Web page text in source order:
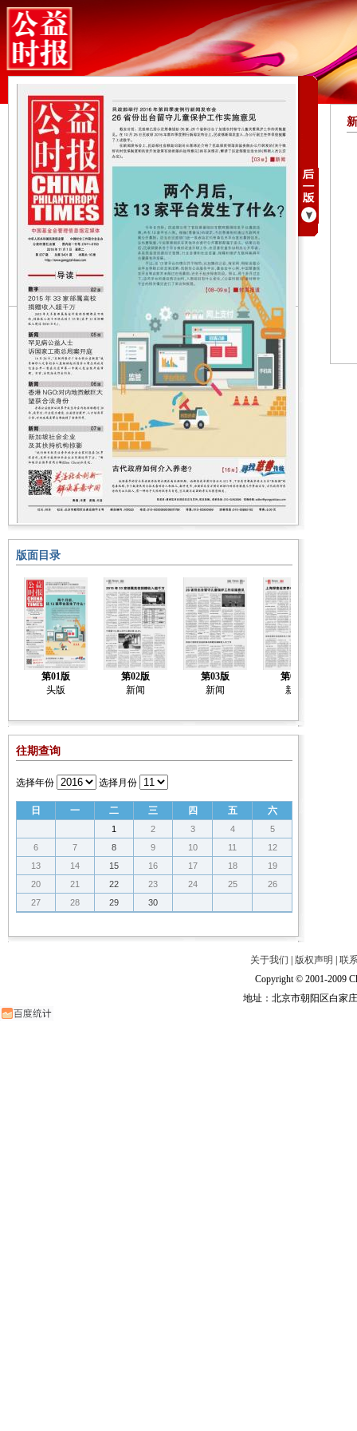
版面目录
第01版
头版
第02版
新闻
第03版
新闻
第04版
新闻
往期查询
选择年份 选择月份
日 一 二 三 四 五 六
1 2 3 4
5
6
7 8 9 10 11
12
13
14 15 16 17 18
19
20
21 22 23 24 25
26
27
28 29 30
关于我们 版权声明
联
Copyright © 2001-2009
地址：北京市朝阳区白家